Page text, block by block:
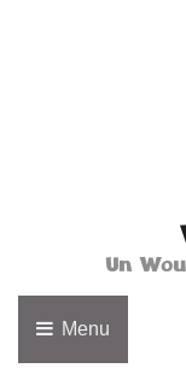
Un
Menu